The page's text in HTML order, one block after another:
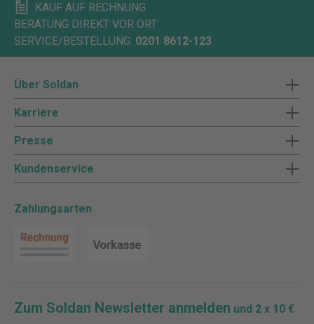
KAUF AUF RECHNUNG
BERATUNG DIREKT VOR ORT
SERVICE/BESTELLUNG: 0201 8612-123
Über Soldan
Karriere
Presse
Kundenservice
Zahlungsarten
Zum Soldan Newsletter anmelden und 2 x 10 €